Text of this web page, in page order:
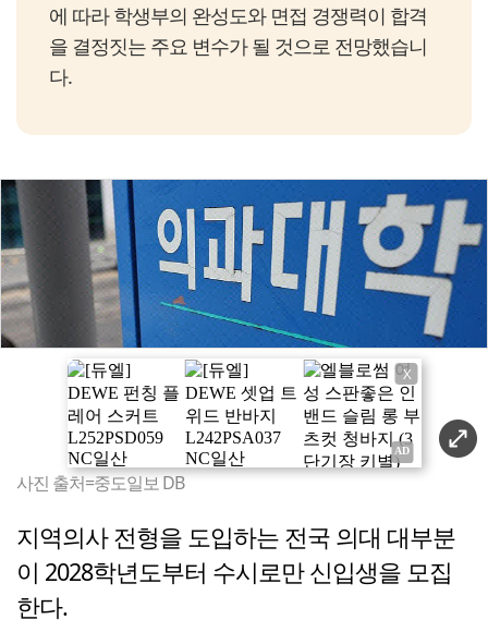
에 따라 학생부의 완성도와 면접 경쟁력이 합격
을 결정짓는 주요 변수가 될 것으로 전망했습니
다.
X
사진 출처=중도일보 DB
지역의사 전형을 도입하는 전국 의대 대부분
이 2028학년도부터 수시로만 신입생을 모집
한다.